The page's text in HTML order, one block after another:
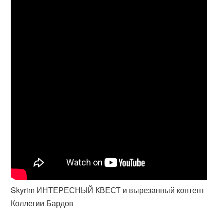
Skyrim ИНТЕРЕСНЫЙ КВЕСТ и вырезанный контент
Коллегии Бардов